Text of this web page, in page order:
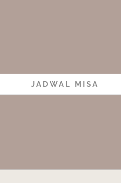
JADWAL MISA